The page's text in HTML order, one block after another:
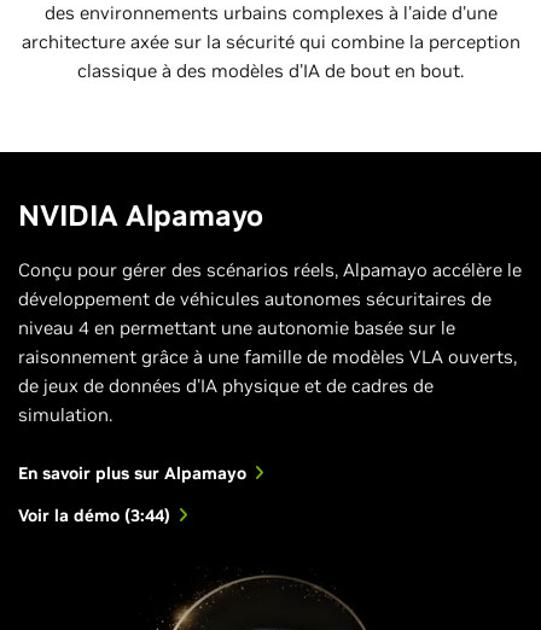
des environnements urbains complexes à l'aide d'une
architecture axée sur la sécurité qui combine la perception
classique à des modèles d'IA de bout en bout.
NVIDIA Alpamayo
Conçu pour gérer des scénarios réels, Alpamayo accélère le
développement de véhicules autonomes sécuritaires de
niveau 4 en permettant une autonomie basée sur le
raisonnement grâce à une famille de modèles VLA ouverts,
de jeux de données d'IA physique et de cadres de
simulation.
En savoir plus sur Alpamayo
Voir la démo (3:44)